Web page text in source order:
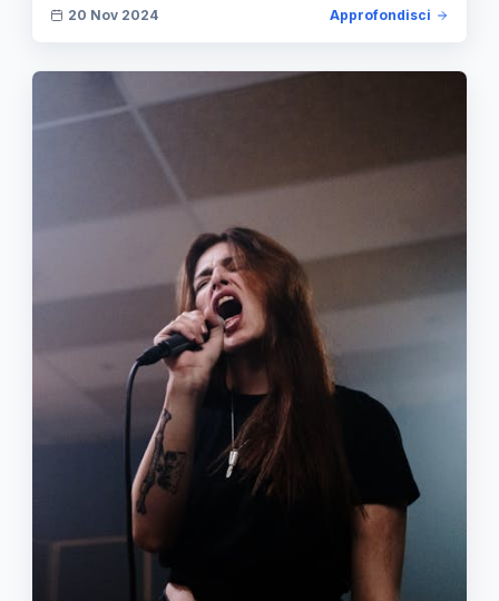
20 Nov 2024 Approfondisci